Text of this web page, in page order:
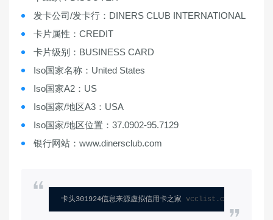
发卡公司/发卡行：DINERS CLUB INTERNATIONAL
卡片属性：CREDIT
卡片级别：BUSINESS CARD
Iso国家名称：United States
Iso国家A2：US
Iso国家/地区A3：USA
Iso国家/地区位置：37.0902-95.7129
银行网站：www.dinersclub.com
卡头301924信息来源虚拟信用卡之家 vcclist.com